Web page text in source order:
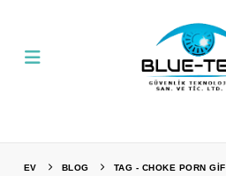
EV BLOG TAG - CHOKE PORN GIF